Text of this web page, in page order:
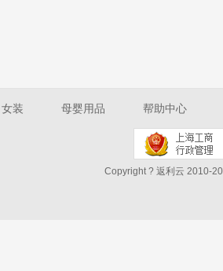
女装 母婴用品 帮助中心
Copyright ? 返利云 2010-